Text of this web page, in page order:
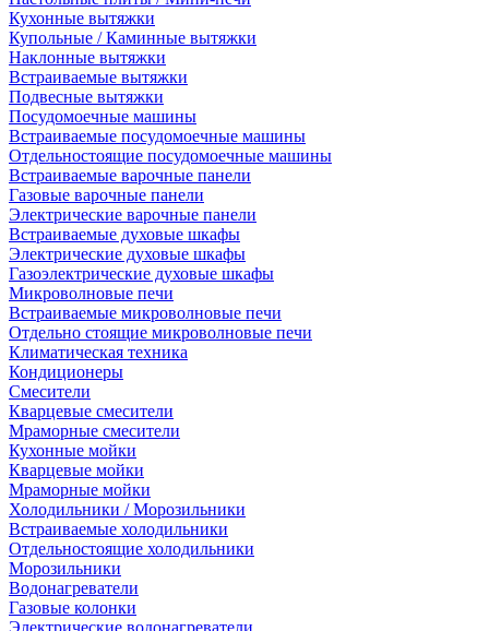
Кухонные вытяжки
Купольные / Каминные вытяжки
Наклонные вытяжки
Встраиваемые вытяжки
Подвесные вытяжки
Посудомоечные машины
Встраиваемые посудомоечные машины
Отдельностоящие посудомоечные машины
Встраиваемые варочные панели
Газовые варочные панели
Электрические варочные панели
Встраиваемые духовые шкафы
Электрические духовые шкафы
Газоэлектрические духовые шкафы
Микроволновые печи
Встраиваемые микроволновые печи
Отдельно стоящие микроволновые печи
Климатическая техника
Кондиционеры
Смесители
Кварцевые смесители
Мраморные смесители
Кухонные мойки
Кварцевые мойки
Мраморные мойки
Холодильники / Морозильники
Встраиваемые холодильники
Отдельностоящие холодильники
Морозильники
Водонагреватели
Газовые колонки
Электрические водонагреватели